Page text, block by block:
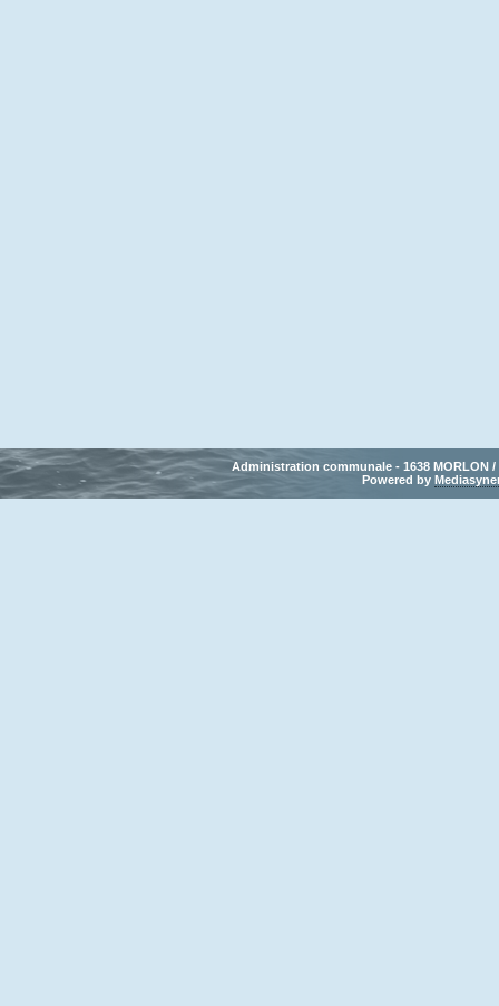
Administration communale - 1638 MORLON /
Powered by